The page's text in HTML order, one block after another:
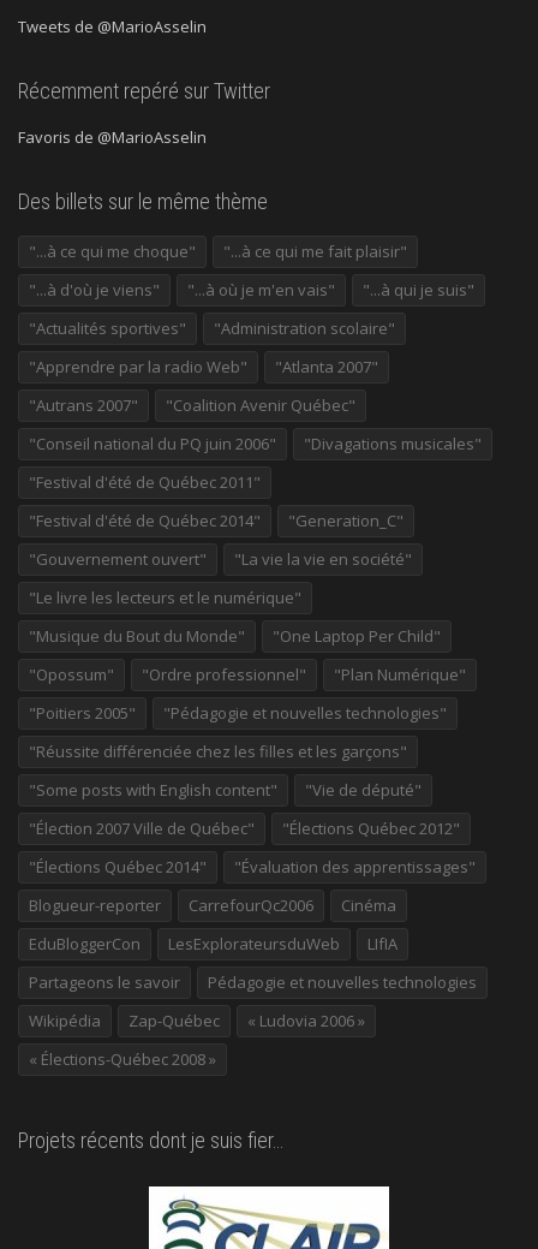
Tweets de @MarioAsselin
Récemment repéré sur Twitter
Favoris de @MarioAsselin
Des billets sur le même thème
"...à ce qui me choque"
"...à ce qui me fait plaisir"
"...à d'où je viens"
"...à où je m'en vais"
"...à qui je suis"
"Actualités sportives"
"Administration scolaire"
"Apprendre par la radio Web"
"Atlanta 2007"
"Autrans 2007"
"Coalition Avenir Québec"
"Conseil national du PQ juin 2006"
"Divagations musicales"
"Festival d'été de Québec 2011"
"Festival d'été de Québec 2014"
"Generation_C"
"Gouvernement ouvert"
"La vie la vie en société"
"Le livre les lecteurs et le numérique"
"Musique du Bout du Monde"
"One Laptop Per Child"
"Opossum"
"Ordre professionnel"
"Plan Numérique"
"Poitiers 2005"
"Pédagogie et nouvelles technologies"
"Réussite différenciée chez les filles et les garçons"
"Some posts with English content"
"Vie de député"
"Élection 2007 Ville de Québec"
"Élections Québec 2012"
"Élections Québec 2014"
"Évaluation des apprentissages"
Blogueur-reporter
CarrefourQc2006
Cinéma
EduBloggerCon
LesExplorateursduWeb
LIfIA
Partageons le savoir
Pédagogie et nouvelles technologies
Wikipédia
Zap-Québec
« Ludovia 2006 »
« Élections-Québec 2008 »
Projets récents dont je suis fier…